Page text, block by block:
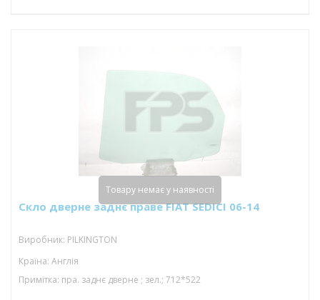
Скло дверне заднє праве FIAT SEDICI 06-14
Виробник: PILKINGTON
Країна: Англія
Примітка: пра. заднє дверне ; зел.; 712*522
Товару немає у наявності